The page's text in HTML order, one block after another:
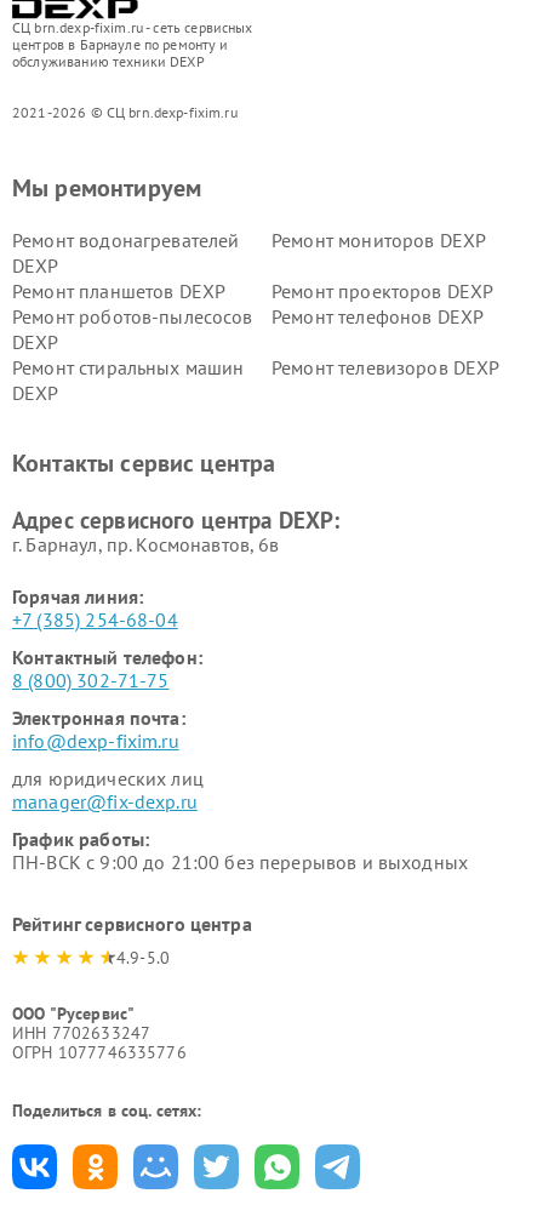
СЦ brn.dexp-fixim.ru - сеть сервисных
центров в Барнауле по ремонту и
обслуживанию техники DEXP
2021-2026 © СЦ brn.dexp-fixim.ru
Мы ремонтируем
Ремонт водонагревателей
DEXP
Ремонт мониторов DEXP
Ремонт планшетов DEXP
Ремонт проекторов DEXP
Ремонт роботов-пылесосов
DEXP
Ремонт телефонов DEXP
Ремонт стиральных машин
DEXP
Ремонт телевизоров DEXP
Ремонт серверов DEXP
Ремонт мини пк DEXP
Контакты сервис центра
Адрес сервисного центра DEXP:
г. Барнаул, ​пр. Космонавтов, 6в
Горячая линия:
+7 (385) 254-68-04
Контактный телефон:
8 (800) 302-71-75
Электронная почта:
info@dexp-fixim.ru
для юридических лиц
manager@fix-dexp.ru
График работы:
ПН-ВСК с 9:00 до 21:00 без перерывов и выходных
Рейтинг сервисного центра
4.9-5.0
ООО "Русервис"
ИНН 7702633247
ОГРН 1077746335776
Поделиться в соц. сетях: